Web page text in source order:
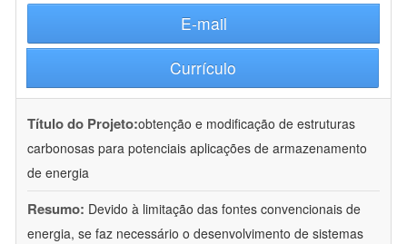
E-mail
Currículo
Título do Projeto:obtenção e modificação de estruturas
carbonosas para potenciais aplicações de armazenamento
de energia
Resumo: Devido à limitação das fontes convencionais de
energia, se faz necessário o desenvolvimento de sistemas